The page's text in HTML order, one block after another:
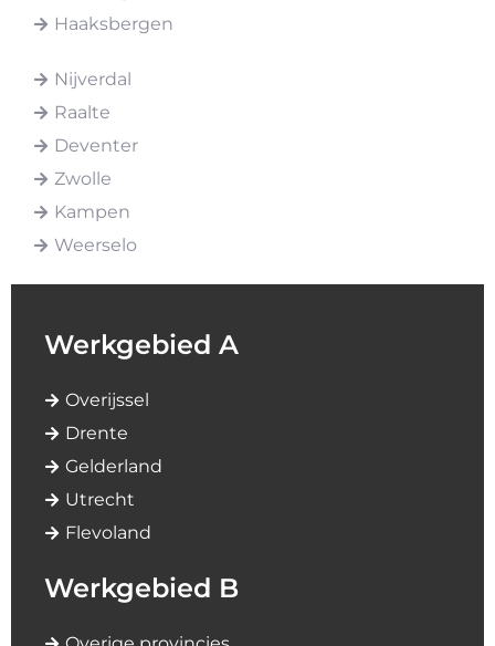
Haaksbergen
Nijverdal
Raalte
Deventer
Zwolle
Kampen
Weerselo
Werkgebied A
Overijssel
Drente
Gelderland
Utrecht
Flevoland
Werkgebied B